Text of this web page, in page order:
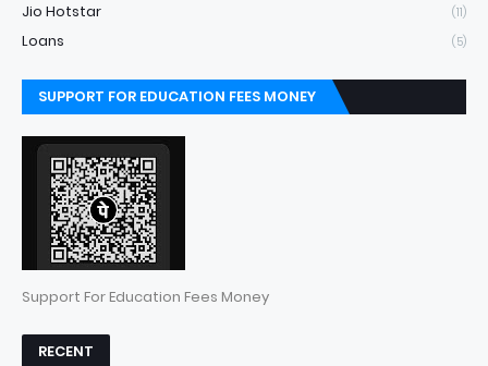
Jio Hotstar (11)
Loans (5)
SUPPORT FOR EDUCATION FEES MONEY
Support For Education Fees Money
RECENT